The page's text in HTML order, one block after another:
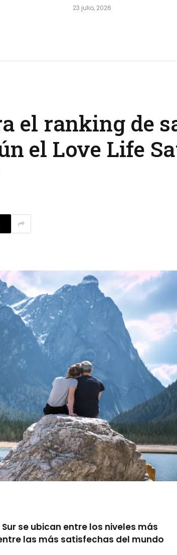
23 julio, 2026
el ranking de
el Love Life
se ubican entre los niveles más
las más satisfechas del mundo
3 agosto, 2026